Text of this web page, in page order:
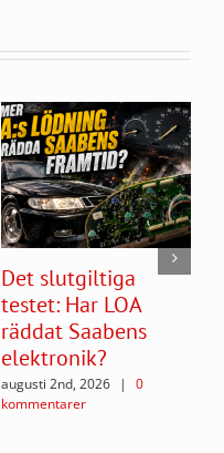
Det slutgiltiga
testet: Har LOA
räddat Saabens
elektronik?
augusti 2nd, 2026 |
0
kommentarer